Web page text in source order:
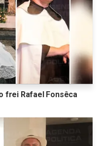
frei Rafael Fonsêca